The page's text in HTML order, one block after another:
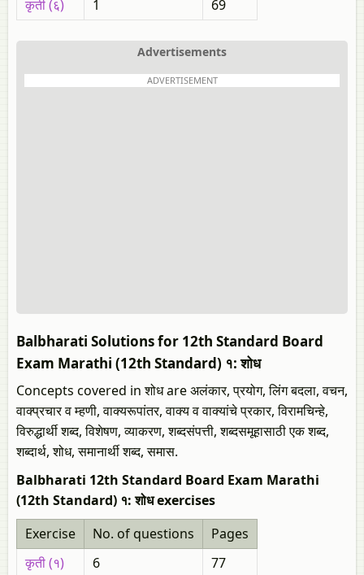
कृती (६) 1 69
Advertisements
ADVERTISEMENT
Balbharati Solutions for 12th Standard Board
Exam Marathi (12th Standard) १: शोध
Concepts covered in शोध are अलंकार, प्रयोग, लिंग बदला, वचन,
वाक्प्रचार व म्हणी, वाक्यरूपांतर, वाक्य व वाक्यांचे प्रकार, विरामचिन्हे,
विरुद्धार्थी शब्द, विशेषण, व्याकरण, शब्दसंपत्ती, शब्दसमूहासाठी एक शब्द,
शब्दार्थ, शोध, समानार्थी शब्द, समास.
Balbharati 12th Standard Board Exam Marathi
(12th Standard) १: शोध exercises
Exercise
No. of questions
Pages
कृती (१)
6
77